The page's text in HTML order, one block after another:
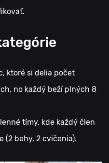
ktoré si delia počet
no každý beží plných 8
tímy, kde každý člen
(2 behy, 2 cvičenia).